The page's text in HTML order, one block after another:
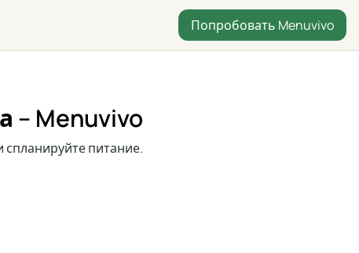
Попробовать Menuvivo
– Menuvivo
спланируйте питание.